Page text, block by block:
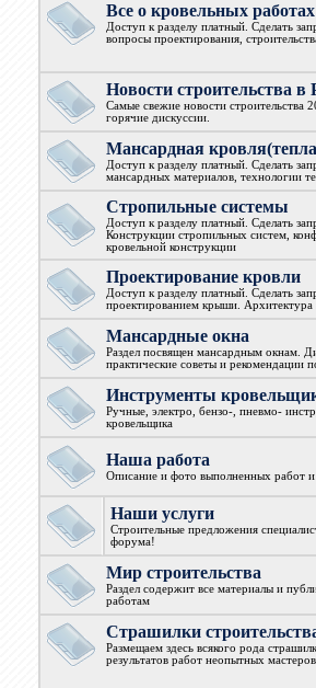
Все о кровельных работах
Доступ к разделу платный. Сделать
вопросы проектирования,
Новости строительства в
Самые свежие новости
горячие дискуссии.
Мансардная
Доступ к разделу платный. Сделать
мансардных материалов, технологии
Стропильные системы
Доступ к разделу платный. Сделать
Конструкции стропильных систем,
кровельной конструкции
Проектирование кровли
Доступ к разделу платный. Сделать
проектированием крыши.
Мансардные окна
Раздел посвящен мансардным окнам.
практические советы и рекомендации
Инструменты
Ручные, электро, бензо-, пневмо-
кровельщика
Наша работа
Описание и фото выполненных работ и
Наши услуги
Строительные предложения
форума!
Мир строительства
Раздел содержит все материалы и
работам
Страшилки
Размещаем здесь всякого рода
результатов работ неопытных мастеров